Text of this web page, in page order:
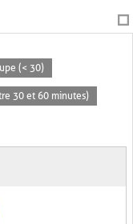
(< 30)
30 et 60 minutes)